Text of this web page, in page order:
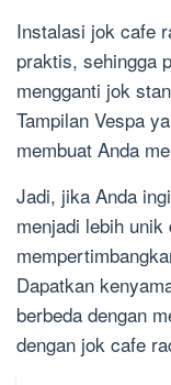
Instalasi jok cafe
praktis, sehingga
mengganti jok
Tampilan Vespa
membuat Anda
Jadi, jika Anda
menjadi lebih
Dapatkan
berbeda dengan
dengan jok cafe